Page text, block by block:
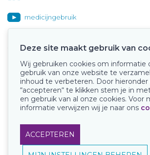
medicijngebruik
Onze keurmerken
Deze site maakt gebruik van
Wij gebruiken cookies om informatie
gebruik van onze website te
inhoud te verbeteren. Door hieronder
“accepteren“ te klikken stem je in
en gebruik van al onze cookies. Voor
informatie verwijzen wij je naar ons
ACCEPTEREN